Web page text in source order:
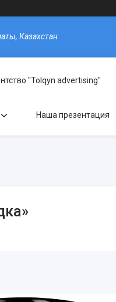
Казахстан
"Tolqyn advertising"
Наша презентация